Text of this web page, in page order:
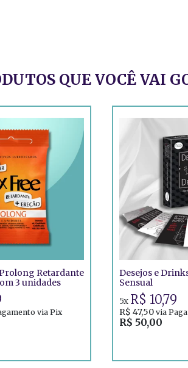
QUE VOCÊ VAI
Retardante
3 unidades
via Pix
Desejos e
Sensual
R$ 50,00
5x R$ 10,79
R$ 47,50 via